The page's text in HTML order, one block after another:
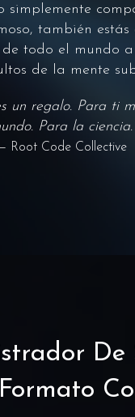
simplemente
también
todo el mundo
de la mente
un regalo. Para ti
Para la ciencia.”
Root Code Collective
De